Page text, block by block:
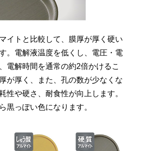
イトと比較して、膜厚が厚く硬い
。電解液温度を低くし、電圧・電
電解時間を通常の約2倍かけるこ
が厚く、また、孔の数が少なくな
性や硬さ、耐食性が向上します。
黒っぽい色になります。